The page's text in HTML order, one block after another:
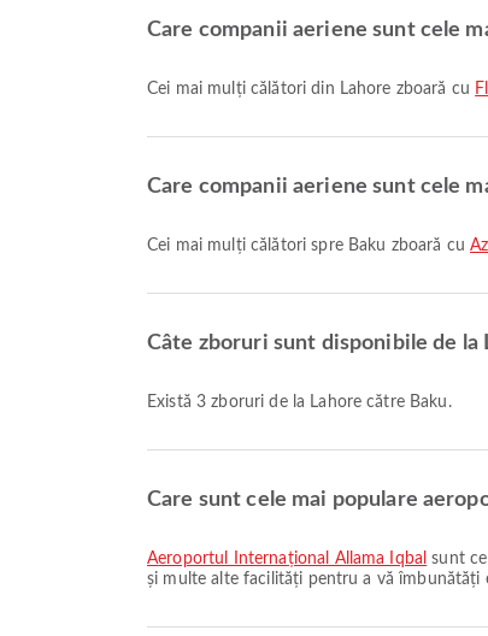
Care companii aeriene sunt cele
Cei mai mulți călători din Lahore zboară cu
Care companii aeriene sunt cele
Cei mai mulți călători spre Baku zboară cu
Câte zboruri sunt disponibile de la
Există 3 zboruri de la Lahore către Baku.
Care sunt cele mai populare
Aeroportul Internațional Allama Iqbal sunt
și multe alte facilități pentru a vă îmbunătăți